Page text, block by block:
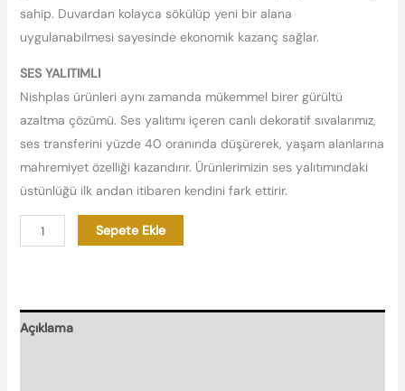
sahip. Duvardan kolayca sökülüp yeni bir alana
uygulanabilmesi sayesinde ekonomik kazanç sağlar.
SES YALITIMLI
Nishplas ürünleri aynı zamanda mükemmel birer gürültü
azaltma çözümü. Ses yalıtımı içeren canlı dekoratif sıvalarımız,
ses transferini yüzde 40 oranında düşürerek, yaşam alanlarına
mahremiyet özelliği kazandırır. Ürünlerimizin ses yalıtımındaki
üstünlüğü ilk andan itibaren kendini fark ettirir.
Sepete Ekle
Açıklama